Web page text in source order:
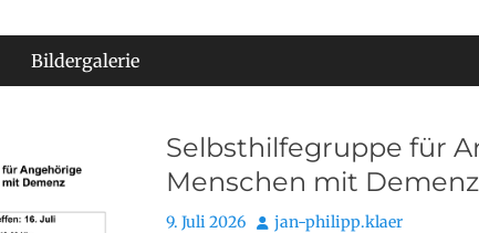
Bildergalerie
Selbsthilfegruppe für
Menschen mit Demenz
Posted
9. Juli 2026 Autor
jan-philipp.klaer